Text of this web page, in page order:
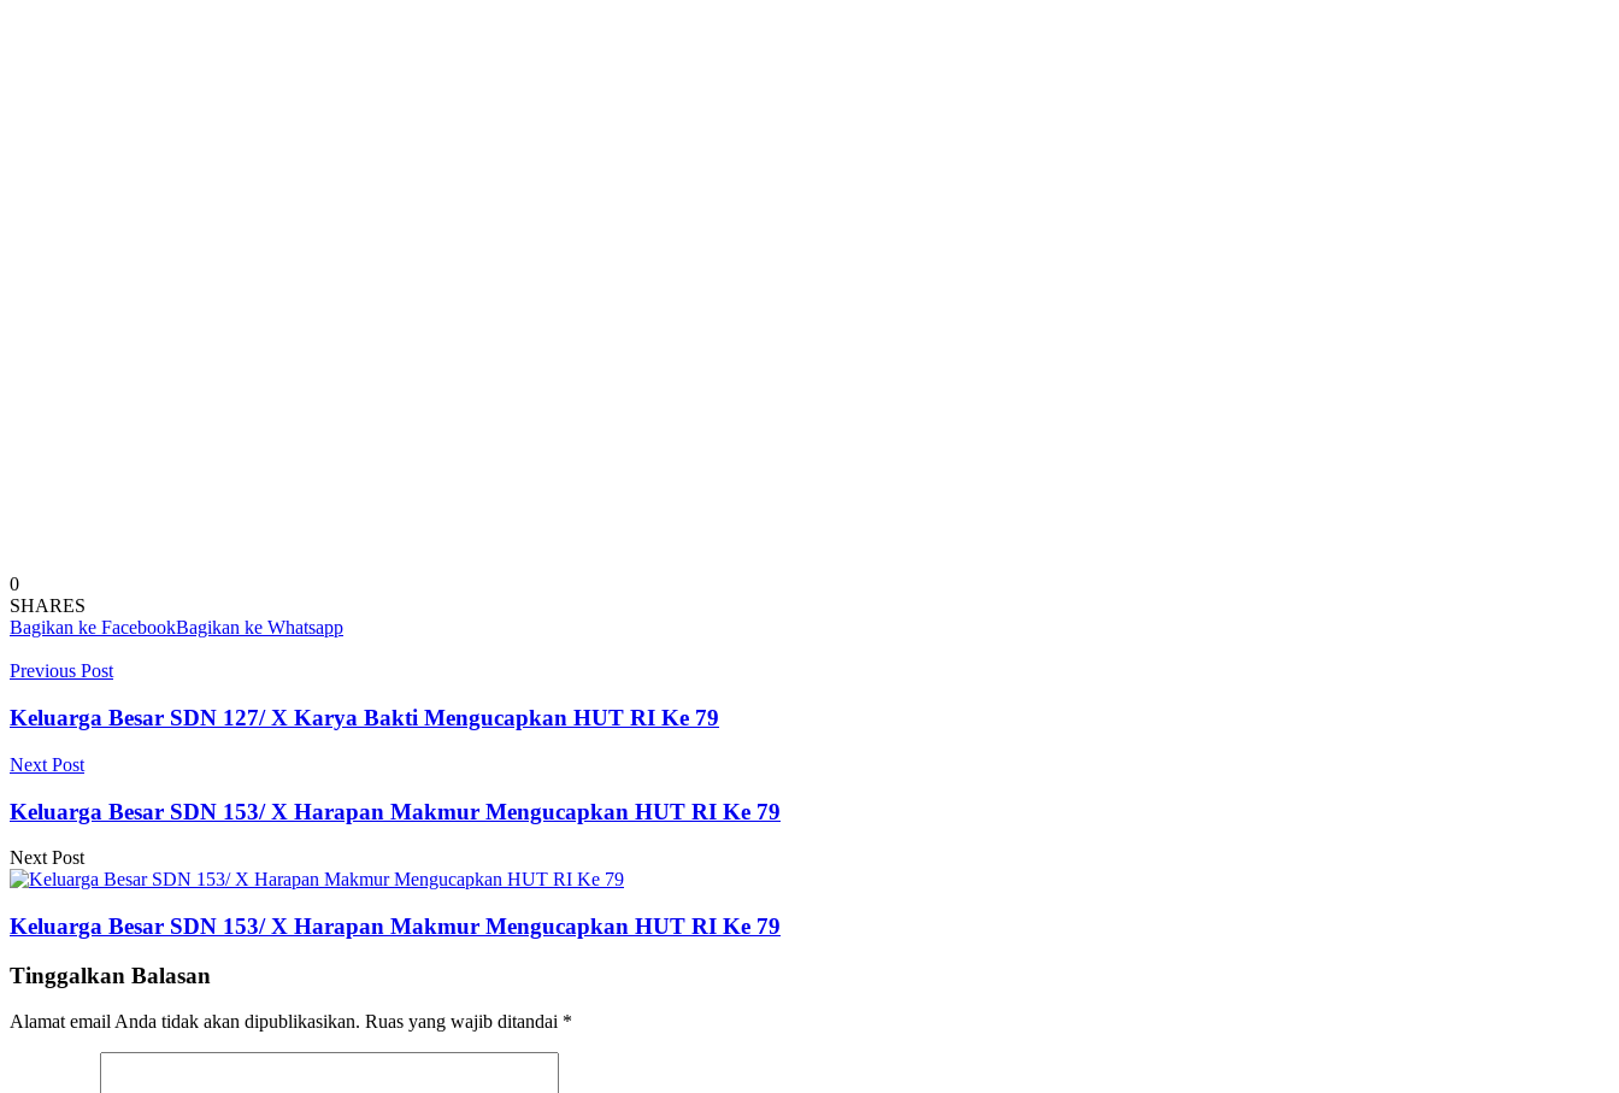
0
SHARES
Bagikan ke FacebookBagikan ke Whatsapp
Previous Post
Keluarga Besar SDN 127/ X Karya Bakti Mengucapkan HUT RI Ke 79
Next Post
Keluarga Besar SDN 153/ X Harapan Makmur Mengucapkan HUT RI Ke 79
Next Post
Keluarga Besar SDN 153/ X Harapan Makmur Mengucapkan HUT RI Ke 79
Tinggalkan Balasan
Alamat email Anda tidak akan dipublikasikan. Ruas yang wajib ditandai *